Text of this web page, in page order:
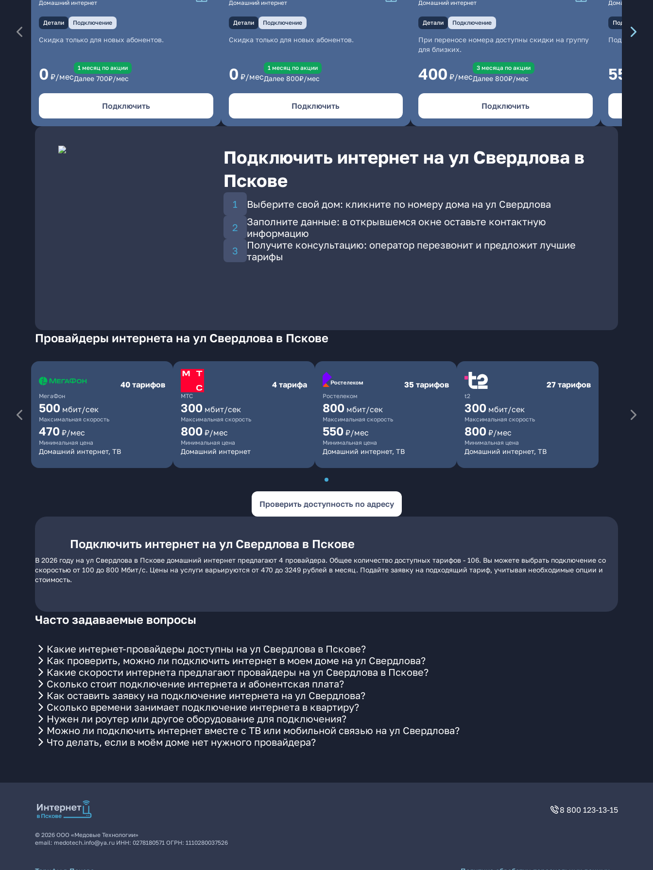
Домашний интернет
Детали Подключение
Скидка только для новых абонентов.
0 ₽/мес
1 месяц по акции
Далее 700₽/мес
Подключить
Домашний интернет
Детали Подключение
Скидка только для новых абонентов.
0 ₽/мес
1 месяц по акции
Далее 800₽/мес
Подключить
Домашний интернет
Детали Подключение
При переносе номера доступны скидки на группу
для близких.
400 ₽/мес
3 месяцa по акции
Далее 800₽/мес
Подключить
Домашний
Подключение
550
Подключить интернет на ул Свердлова в
Пскове
Выберите свой дом: кликните по номеру дома на ул Свердлова
Заполните данные: в открывшемся окне оставьте контактную
информацию
Получите консультацию: оператор перезвонит и предложит лучшие
тарифы
Провайдеры интернета на ул Свердлова в Пскове
МегаФон
40 тарифов
500 мбит/сек
Максимальная скорость
470 ₽/мес
Минимальная цена
Домашний интернет, ТВ
МТС
4 тарифа
300 мбит/сек
Максимальная скорость
800 ₽/мес
Минимальная цена
Домашний интернет
Ростелеком
35 тарифов
800 мбит/сек
Максимальная скорость
550 ₽/мес
Минимальная цена
Домашний интернет, ТВ
t2
27 тарифов
300 мбит/сек
Максимальная скорость
800 ₽/мес
Минимальная цена
Домашний интернет, ТВ
Проверить доступность по адресу
Подключить интернет на ул Свердлова в Пскове
В 2026 году на ул Свердлова в Пскове домашний интернет предлагают 4 провайдера. Общее количество доступных тарифов - 106. Вы можете выбрать подключение со
скоростью от 100 до 800 Мбит/с. Цены на услуги варьируются от 470 до 3249 рублей в месяц. Подайте заявку на подходящий тариф, учитывая необходимые опции и
стоимость.
Часто задаваемые вопросы
Какие интернет-провайдеры доступны на ул Свердлова в Пскове?
Как проверить, можно ли подключить интернет в моем доме на ул Свердлова?
Какие скорости интернета предлагают провайдеры на ул Свердлова в Пскове?
Сколько стоит подключение интернета и абонентская плата?
Как оставить заявку на подключение интернета на ул Свердлова?
Сколько времени занимает подключение интернета в квартиру?
Нужен ли роутер или другое оборудование для подключения?
Можно ли подключить интернет вместе с ТВ или мобильной связью на ул Свердлова?
Что делать, если в моём доме нет нужного провайдера?
8 800 123-13-15
© 2026 ООО «Медовые Технологии»
email: medotech.info@ya.ru ИНН: 0278180571 ОГРН: 1110280037526